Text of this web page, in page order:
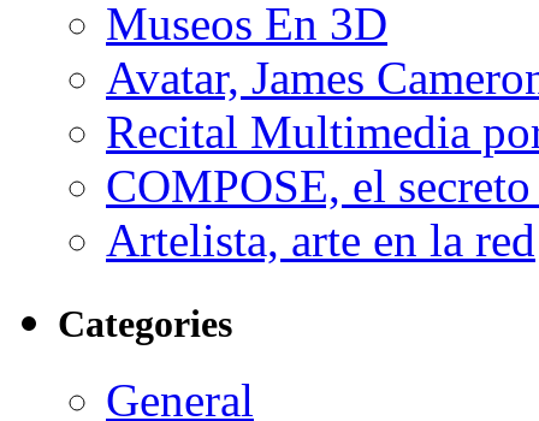
Museos En 3D
Avatar, James
Recital Multimedia
COMPOSE, el
Artelista, arte en la red
Categories
General